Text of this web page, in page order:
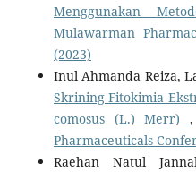
Menggunakan
Mulawarman
(2023)
Inul Ahmanda Reiza,
Skrining Fitokimia
comosus (L.) Merr) ,
Pharmaceuticals
Raehan Natul